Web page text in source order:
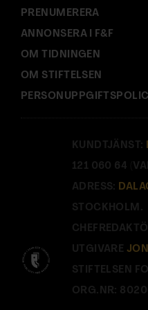
PRENUMERERA
ANNONSERA I F&F
OM TIDNINGEN
OM STIFTELSEN
KUNDTJÄNST:
121 060 64
ADRESS:
STOCKHOLM.
UTGIVARE
STIFTELSEN
ORG.NR: